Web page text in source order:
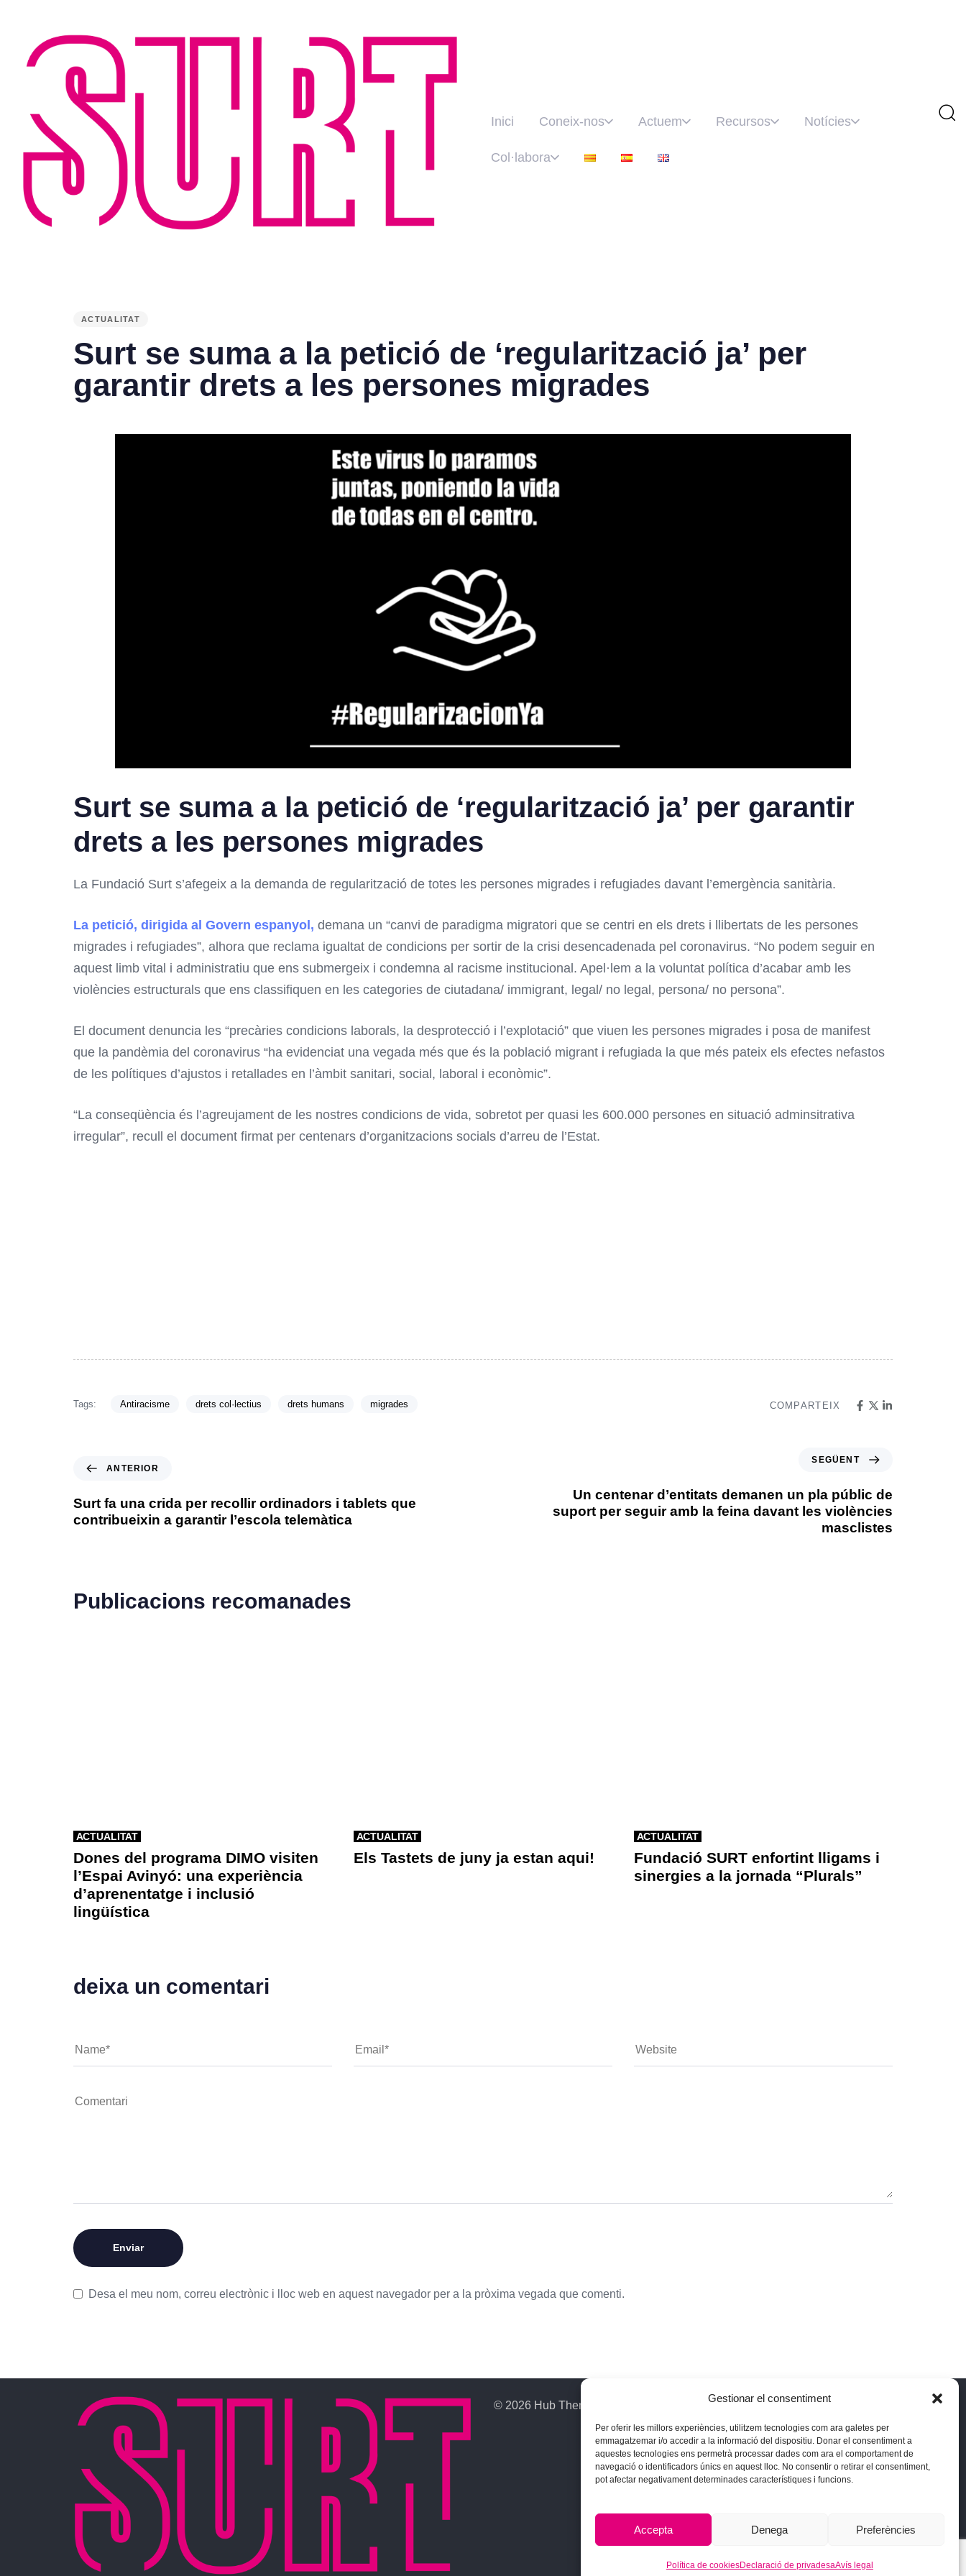
Gestionar el consentiment
Per oferir les millors experiències, utilitzem tecnologies com ara galetes per
emmagatzemar i/o accedir a la informació del dispositiu. Donar el consentiment a
aquestes tecnologies ens permetrà processar dades com ara el comportament de
navegació o identificadors únics en aquest lloc. No consentir o retirar el consentiment,
pot afectar negativament determinades característiques i funcions.
Accepta Denega Preferències
Política de cookiesDeclaració de privadesaAvís legal
Inici Coneix-nos Actuem Recursos Notícies
Col·labora
ACTUALITAT
Surt se suma a la petició de ‘regularització ja’ per
garantir drets a les persones migrades
Surt se suma a la petició de ‘regularització ja’ per garantir
drets a les persones migrades
La Fundació Surt s’afegeix a la demanda de regularització de totes les persones migrades i refugiades davant l’emergència sanitària.
La petició, dirigida al Govern espanyol, demana un “canvi de paradigma migratori que se centri en els drets i llibertats de les persones
migrades i refugiades”, alhora que reclama igualtat de condicions per sortir de la crisi desencadenada pel coronavirus. “No podem seguir en
aquest limb vital i administratiu que ens submergeix i condemna al racisme institucional. Apel·lem a la voluntat política d’acabar amb les
violències estructurals que ens classifiquen en les categories de ciutadana/ immigrant, legal/ no legal, persona/ no persona”.
El document denuncia les “precàries condicions laborals, la desprotecció i l’explotació” que viuen les persones migrades i posa de manifest
que la pandèmia del coronavirus “ha evidenciat una vegada més que és la població migrant i refugiada la que més pateix els efectes nefastos
de les polítiques d’ajustos i retallades en l’àmbit sanitari, social, laboral i econòmic”.
“La conseqüència és l’agreujament de les nostres condicions de vida, sobretot per quasi les 600.000 persones en situació adminsitrativa
irregular”, recull el document firmat per centenars d’organitzacions socials d’arreu de l’Estat.
Tags: Antiracisme drets col·lectius drets humans migrades COMPARTEIX
ANTERIOR
Surt fa una crida per recollir ordinadors i tablets que
contribueixin a garantir l’escola telemàtica
SEGÜENT
Un centenar d’entitats demanen un pla públic de
suport per seguir amb la feina davant les violències
masclistes
Publicacions recomanades
ACTUALITAT
Dones del programa DIMO visiten
l’Espai Avinyó: una experiència
d’aprenentatge i inclusió
lingüística
ACTUALITAT
Els Tastets de juny ja estan aqui!
ACTUALITAT
Fundació SURT enfortint lligams i
sinergies a la jornada “Plurals”
deixa un comentari
Desa el meu nom, correu electrònic i lloc web en aquest navegador per a la pròxima vegada que comenti.
© 2026 Hub Theme. All rights reserved.